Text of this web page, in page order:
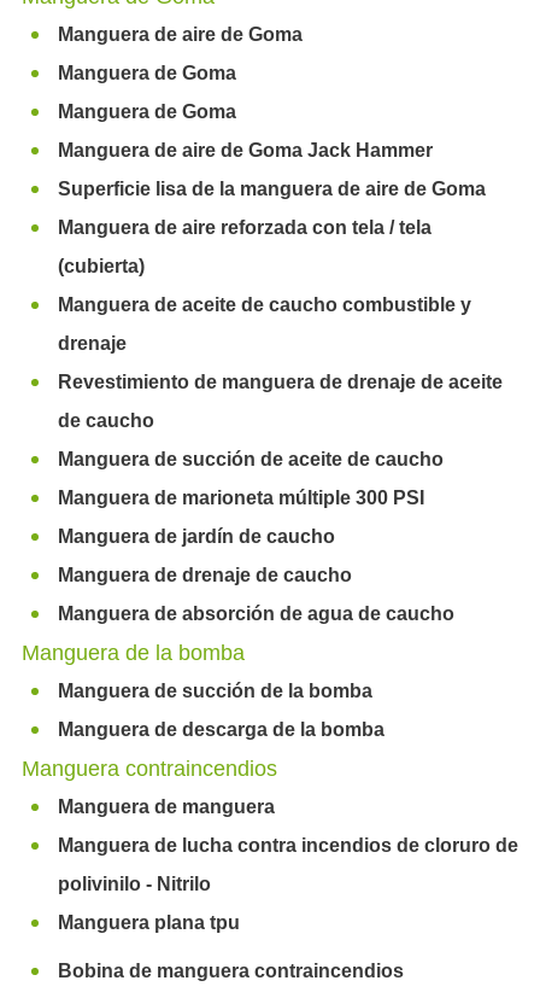
Manguera de aire de Goma
Manguera de Goma
Manguera de Goma
Manguera de aire de Goma Jack Hammer
Superficie lisa de la manguera de aire de Goma
Manguera de aire reforzada con tela / tela
(cubierta)
Manguera de aceite de caucho combustible y
drenaje
Revestimiento de manguera de drenaje de aceite
de caucho
Manguera de succión de aceite de caucho
Manguera de marioneta múltiple 300 PSI
Manguera de jardín de caucho
Manguera de drenaje de caucho
Manguera de absorción de agua de caucho
Manguera de la bomba
Manguera de succión de la bomba
Manguera de descarga de la bomba
Manguera contraincendios
Manguera de manguera
Manguera de lucha contra incendios de cloruro de
polivinilo - Nitrilo
Manguera plana tpu
Bobina de manguera contraincendios